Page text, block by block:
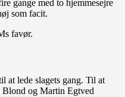
gange med to hjemmesejre
som facit.
favør.
at lede slagets gang. Til at
og Martin Egtved